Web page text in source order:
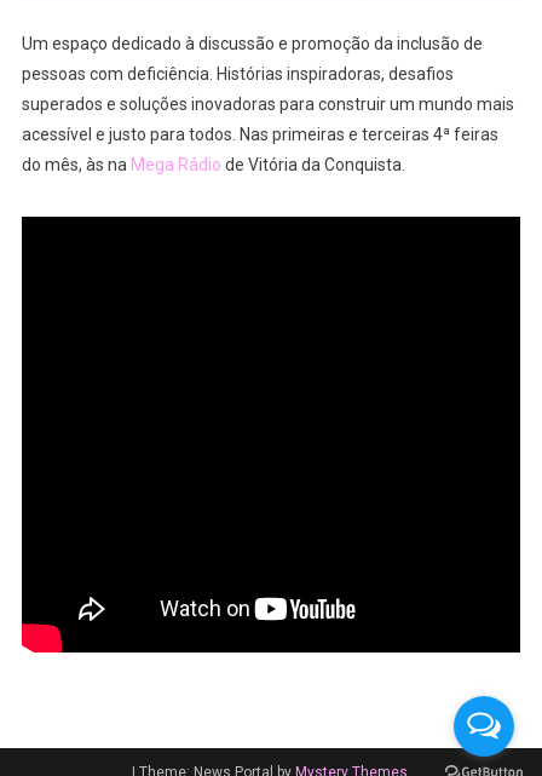
Um espaço dedicado à discussão e promoção da inclusão de
pessoas com deficiência. Histórias inspiradoras, desafios
superados e soluções inovadoras para construir um mundo mais
acessível e justo para todos. Nas primeiras e terceiras 4ª feiras
do mês, às na Mega Rádio de Vitória da Conquista.